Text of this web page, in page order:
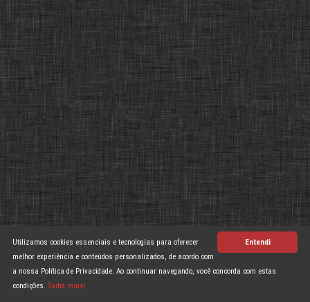
Entendi
Utilizamos cookies essenciais e tecnologias para oferecer
melhor experiência e conteúdos personalizados, de acordo com
a nossa Política de Privacidade. Ao continuar navegando, você concorda com estas
condições. Saiba mais!